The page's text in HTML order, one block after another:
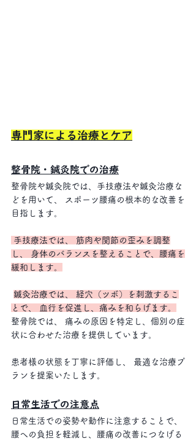
専門家による治療とケア
整骨院・鍼灸院での治療
整骨院や鍼灸院では、手技療法や鍼灸治療な
どを用いて、 スポーツ腰痛の根本的な改善を
目指します。
し、 身体のバランスを整えることで、腰痛を
緩和します。
鍼灸治療では、 経穴（ツボ）を刺激するこ
とで、 血行を促進し、痛みを和らげます。
整骨院では、 痛みの原因を特定し、個別の症
状に合わせた治療を提供しています。
患者様の状態を丁寧に評価し、 最適な治療プ
ランを提案いたします。
日常生活での注意点
日常生活での姿勢や動作に注意することで、
腰への負担を軽減し、腰痛の改善につなげる